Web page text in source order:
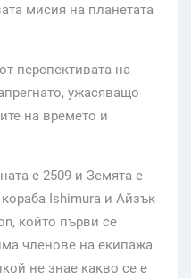
мисия на планетата
перспективата на
ужасяващо
на времето и
е 2509 и Земята е
Ishimura и Айзък
който първи се
членове на екипажа
не знае какво се е